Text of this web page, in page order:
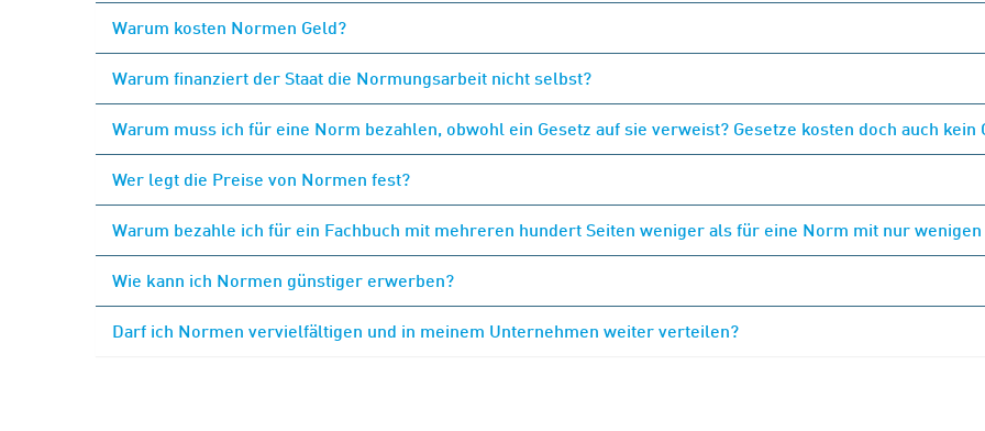
Warum kosten Normen Geld?
Warum finanziert der Staat die Normungsarbeit nicht selbst?
Warum muss ich für eine Norm bezahlen, obwohl ein Gesetz auf sie verweist? Gesetze kosten doch auch kein
Wer legt die Preise von Normen fest?
Warum bezahle ich für ein Fachbuch mit mehreren hundert Seiten weniger als für eine Norm mit nur wenigen
Wie kann ich Normen günstiger erwerben?
Darf ich Normen vervielfältigen und in meinem Unternehmen weiter verteilen?